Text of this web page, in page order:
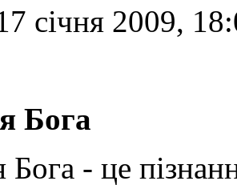
січня 2009,
Бога
Бога - це